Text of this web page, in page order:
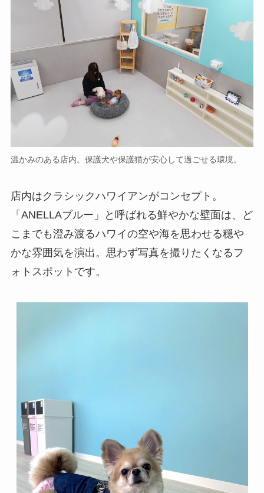
温かみのある店内。保護犬や保護猫が安心して過ごせる環境。
店内はクラシックハワイアンがコンセプト。
「ANELLAブルー」と呼ばれる鮮やかな壁面は、ど
こまでも澄み渡るハワイの空や海を思わせる穏や
かな雰囲気を演出。思わず写真を撮りたくなるフ
ォトスポットです。